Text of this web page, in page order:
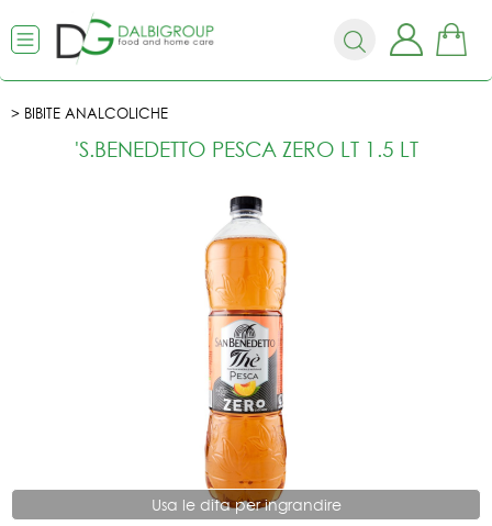
BIBITE ANALCOLICHE
'S.BENEDETTO PESCA ZERO LT 1.5 LT
Usa le dita per ingrandire